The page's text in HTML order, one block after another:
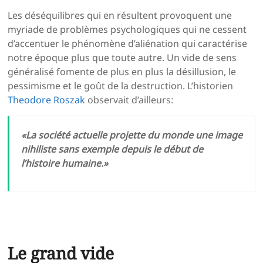
Les déséquilibres qui en résultent provoquent une
myriade de problèmes psychologiques qui ne cessent
d’accentuer le phénomène d’aliénation qui caractérise
notre époque plus que toute autre. Un vide de sens
généralisé fomente de plus en plus la désillusion, le
pessimisme et le goût de la destruction. L’historien
Theodore Roszak observait d’ailleurs:
«La société actuelle projette du monde une image
nihiliste sans exemple depuis le début de
l’histoire humaine.»
Le grand vide